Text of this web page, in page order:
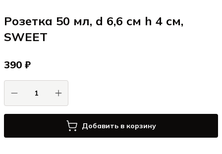
Розетка 50 мл, d 6,6 см h 4 см,
SWEET
390 ₽
Добавить в корзину